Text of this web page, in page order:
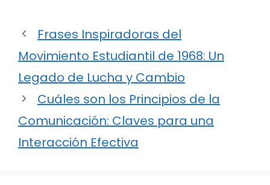
Frases Inspiradoras del
Movimiento Estudiantil de 1968: Un
Legado de Lucha y Cambio
Cuáles son los Principios de la
Comunicación: Claves para una
Interacción Efectiva